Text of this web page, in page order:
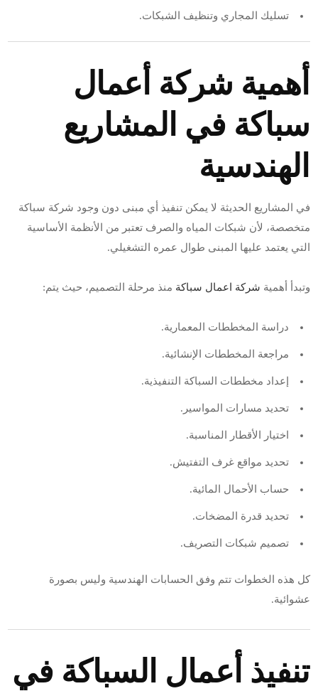
تسليك المجاري وتنظيف الشبكات.
أهمية شركة أعمال
سباكة في المشاريع
الهندسية
في المشاريع الحديثة لا يمكن تنفيذ أي مبنى دون وجود شركة سباكة
متخصصة، لأن شبكات المياه والصرف تعتبر من الأنظمة الأساسية
التي يعتمد عليها المبنى طوال عمره التشغيلي.
وتبدأ أهمية شركة اعمال سباكة منذ مرحلة التصميم، حيث يتم:
دراسة المخططات المعمارية.
مراجعة المخططات الإنشائية.
إعداد مخططات السباكة التنفيذية.
تحديد مسارات المواسير.
اختيار الأقطار المناسبة.
تحديد مواقع غرف التفتيش.
حساب الأحمال المائية.
تحديد قدرة المضخات.
تصميم شبكات التصريف.
كل هذه الخطوات تتم وفق الحسابات الهندسية وليس بصورة
عشوائية.
تنفيذ أعمال السباكة في